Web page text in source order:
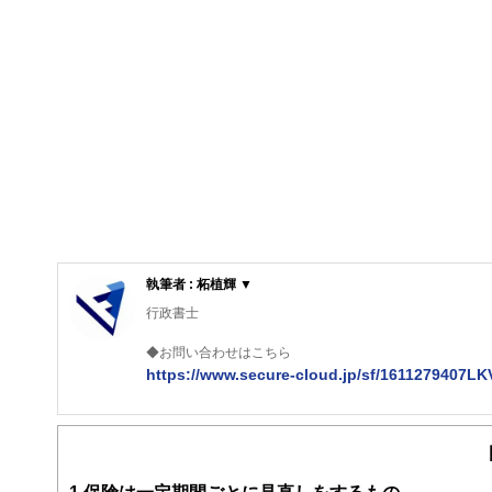
執筆者 : 柘植輝 ▼
行政書士
◆お問い合わせはこちら
https://www.secure-cloud.jp/sf/
２級ファイナンシャルプランナー
現在では行政書士・ファイナンシャルプランナーとして